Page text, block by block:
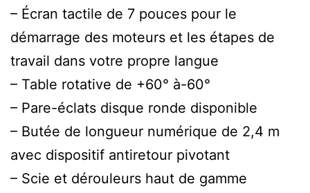
– Écran tactile de 7 pouces pour le
démarrage des moteurs et les étapes de
travail dans votre propre langue
– Table rotative de +60° à-60°
– Pare-éclats disque ronde disponible
– Butée de longueur numérique de 2,4 m
avec dispositif antiretour pivotant
– Scie et dérouleurs haut de gamme